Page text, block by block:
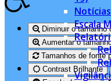
Escala
Diminuir o tamanho
Aumentar o
Tamanhos de fonte
Contrast Brilhante